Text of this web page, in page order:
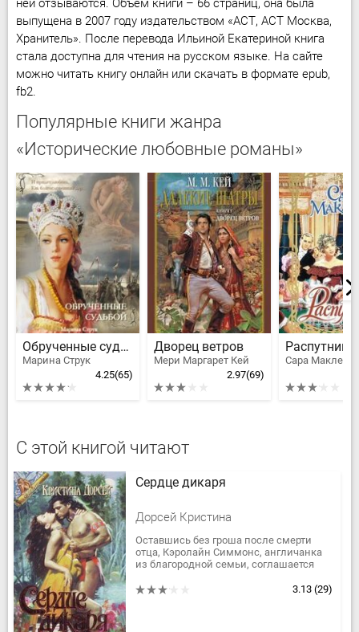
ней отзываются. Объём книги – 66 страниц, она была
выпущена в 2007 году издательством «АСТ, АСТ Москва,
Хранитель». После перевода Ильиной Екатериной книга
стала доступна для чтения на русском языке. На сайте
можно читать книгу онлайн или скачать в формате epub,
fb2.
Популярные книги жанра
«Исторические любовные романы»
Обрученные судьбой
Марина Струк
4.25(65)
Дворец ветров
Мери Маргарет Кей
2.97(69)
Распутник
Сара Маклейн
С этой книгой читают
Сердце дикаря
Дорсей Кристина
Оставшись без гроша после смерти
отца, Кэролайн Симмонс, англичанка
из благородной семьи, соглашается
которого ни разу не видела, и...
3.13 (29)